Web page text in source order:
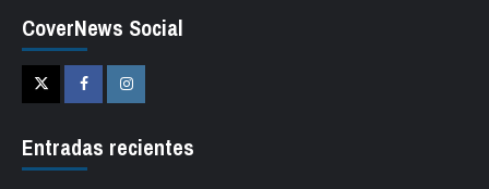
CoverNews Social
TwitterFacebookInstagram
Entradas recientes